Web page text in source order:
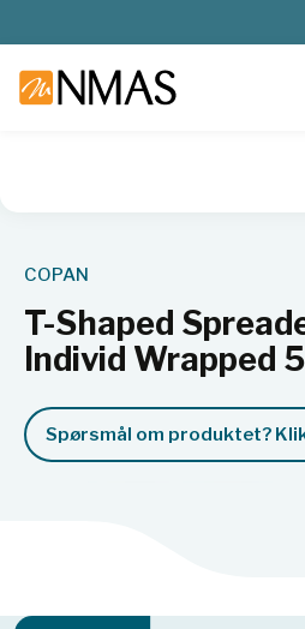
COPAN
T-Shaped
Individ Wrapped
Spørsmål om produktet?